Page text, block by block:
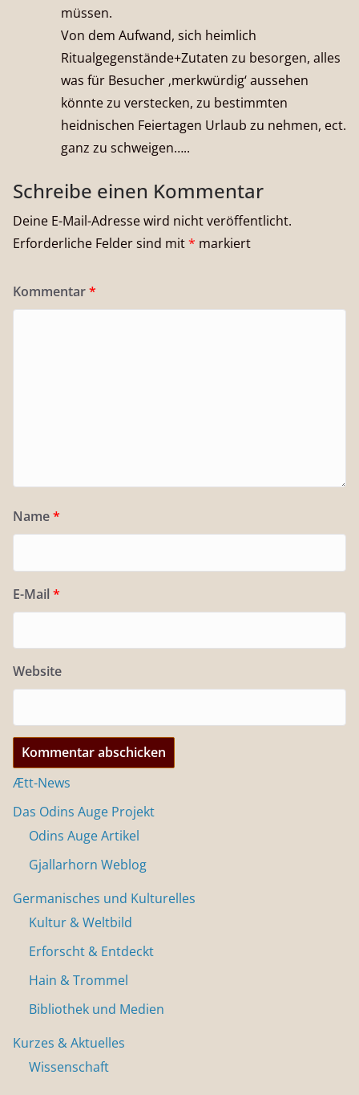
müssen.
Von dem Aufwand, sich heimlich
Ritualgegenstände+Zutaten zu besorgen, alles
was für Besucher ‚merkwürdig‘ aussehen
könnte zu verstecken, zu bestimmten
heidnischen Feiertagen Urlaub zu nehmen, ect.
ganz zu schweigen…..
Schreibe einen Kommentar
Deine E-Mail-Adresse wird nicht veröffentlicht.
Erforderliche Felder sind mit* markiert
Kommentar*
Name*
E-Mail *
Website
Ætt-News
Das Odins Auge Projekt
Odins Auge Artikel
Gjallarhorn Weblog
Germanisches und Kulturelles
Kultur & Weltbild
Erforscht & Entdeckt
Hain & Trommel
Bibliothek und Medien
Kurzes & Aktuelles
Wissenschaft